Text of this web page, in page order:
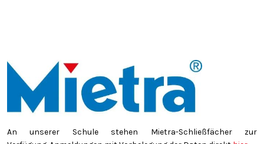
An unserer Schule stehen Mietra-Schließfächer zur